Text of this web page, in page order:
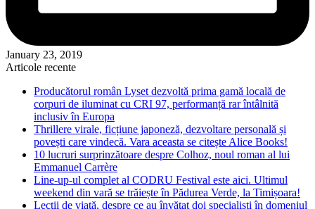
January 23, 2019
Articole recente
Producătorul român Lyset dezvoltă prima gamă locală de
corpuri de iluminat cu CRI 97, performanță rar întâlnită
inclusiv în Europa
Thrillere virale, ficțiune japoneză, dezvoltare personală și
povești care vindecă. Vara aceasta se citește Alice Books!
10 lucruri surprinzătoare despre Colhoz, noul roman al lui
Emmanuel Carrère
Line-up-ul complet al CODRU Festival este aici. Ultimul
weekend din vară se trăiește în Pădurea Verde, la Timișoara!
Lecții de viață, despre ce au învățat doi specialiști în domeniul